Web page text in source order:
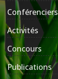
Conférenciers
Activités
Concours
Publications